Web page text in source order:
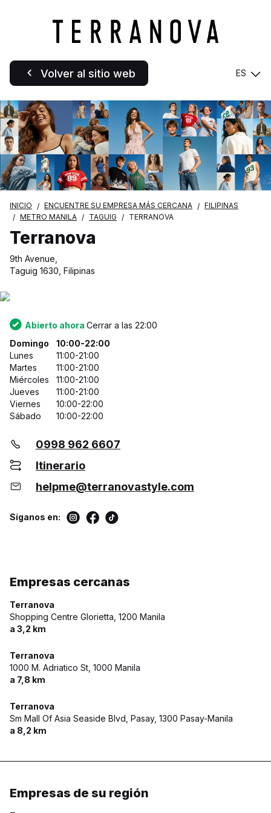
Volver al sitio web ES
INICIO ENCUENTRE SU EMPRESA MÁS CERCANA
FILIPINAS
METRO MANILA
TAGUIG TERRANOVA
Terranova
9th Avenue,
Taguig 1630, Filipinas
Abierto ahora Cerrar a las 22:00
Domingo
10:00-22:00
Lunes
11:00-21:00
Martes
11:00-21:00
Miércoles
11:00-21:00
Jueves
11:00-21:00
Viernes
10:00-22:00
Sábado
10:00-22:00
0998 962 6607
Itinerario
helpme@terranovastyle.com
Síganos en:
Empresas cercanas
Terranova
Shopping Centre Glorietta, 1200 Manila
a 3,2 km
Terranova
1000 M. Adriatico St, 1000 Manila
a 7,8 km
Terranova
Sm Mall Of Asia Seaside Blvd, Pasay, 1300 Pasay-Manila
a 8,2 km
Empresas de su región